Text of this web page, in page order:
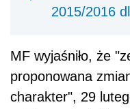
2015/2016
MF wyjaśniło, że
proponowana
charakter", 29